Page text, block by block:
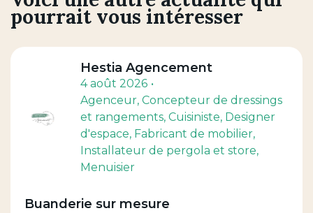
pourrait vous intéresser
Hestia Agencement
4 août 2026
Agenceur, Concepteur de dressings
et rangements, Cuisiniste, Designer
d'espace, Fabricant de mobilier,
Installateur de pergola et store,
Menuisier
Buanderie sur mesure